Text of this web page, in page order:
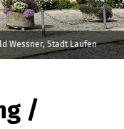
Wessner, Stadt Laufen
/